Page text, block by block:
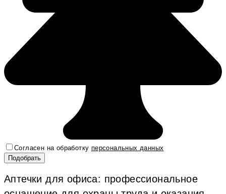
Согласен на обработку персональных данных
Аптечки для офиса: профессиональное